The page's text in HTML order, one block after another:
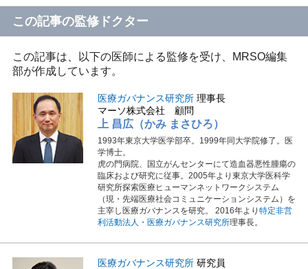
この記事の監修ドクター
この記事は、以下の医師による監修を受け、MRSO編集
部が作成しています。
医療ガバナンス研究所理事長
マーソ株式会社 顧問
上 昌広（かみ まさひろ）
1993年東京大学医学部卒。1999年同大学院修了。医
学博士。
虎の門病院、国立がんセンターにて造血器悪性腫瘍の
臨床および研究に従事。2005年より東京大学医科学
研究所探索医療ヒューマンネットワークシステム
（現・先端医療社会コミュニケーションシステム）を
主宰し医療ガバナンスを研究。 2016年より 特定非営
利活動法人・医療ガバナンス研究所理事長。
医療ガバナンス研究所研究員